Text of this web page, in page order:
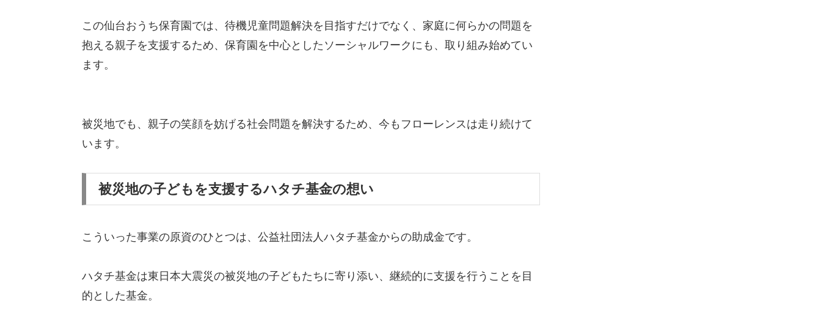
この仙台おうち保育園では、待機児童問題解決を目指すだけでなく、家庭に何らかの問題を
抱える親子を支援するため、保育園を中心としたソーシャルワークにも、取り組み始めてい
ます。
被災地でも、親子の笑顔を妨げる社会問題を解決するため、今もフローレンスは走り続けて
います。
被災地の子どもを支援するハタチ基金の想い
こういった事業の原資のひとつは、公益社団法人ハタチ基金からの助成金です。
ハタチ基金は東日本大震災の被災地の子どもたちに寄り添い、継続的に支援を行うことを目
的とした基金。